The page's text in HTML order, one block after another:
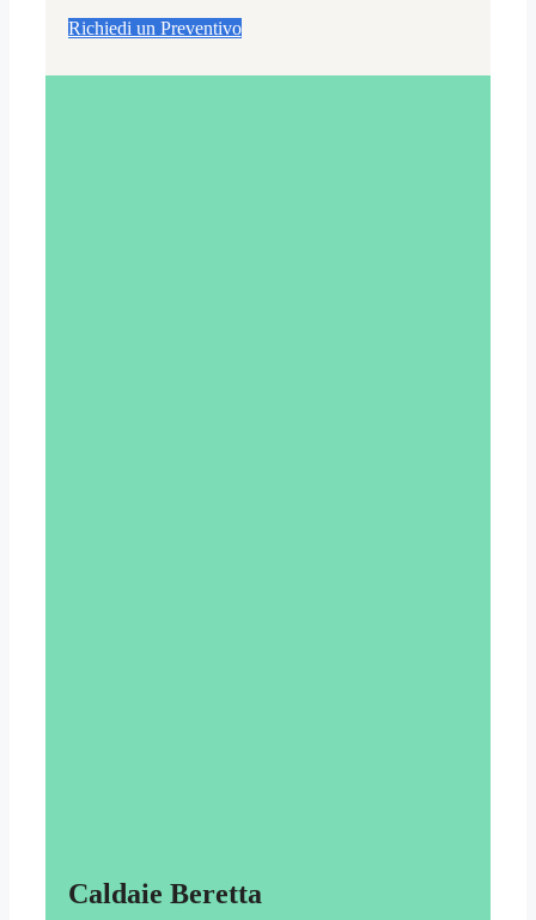
Richiedi un Preventivo
Caldaie Beretta